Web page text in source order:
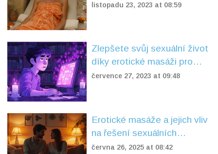
listopadu 23, 2023 at 08:59
Zlepšete svůj sexuální život
díky erotické masáži pro
páry v Praze
července 27, 2023 at 09:48
Erotické masáže a jejich vliv
na řešení sexuálních
problémů: Jak fungují a
června 26, 2025 at 08:42